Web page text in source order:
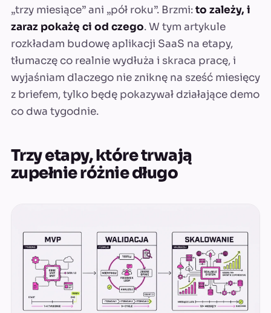
„trzy miesiące” ani „pół roku”. Brzmi:to zależy, i
zaraz pokażę ci od czego. W tym artykule
rozkładam budowę aplikacji SaaS na etapy,
tłumaczę co realnie wydłuża i skraca pracę, i
wyjaśniam dlaczego nie zniknę na sześć miesięcy
z briefem, tylko będę pokazywał działające demo
co dwa tygodnie.
Trzy etapy, które trwają
zupełnie różnie długo